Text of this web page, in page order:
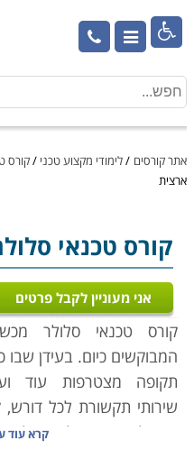

אתר קורסים /לימודי מקצוע טכני /קורס
ארצית
קורס טכנאי
אני מעוניין לקבל פרטים
קורס טכנאי סלולר
המבוקשים כיום. בעידן שבו
תקופה מצטרפות עוד
שירותי תקשורת לכל
את כל הנדרש על מנתקרא עוד